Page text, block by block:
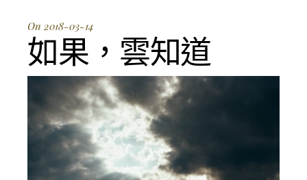
On 2018-03-14
如果，雲知道